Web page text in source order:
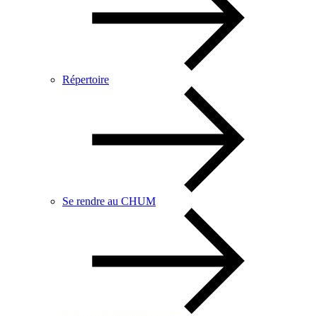
Répertoire
Se rendre au CHUM